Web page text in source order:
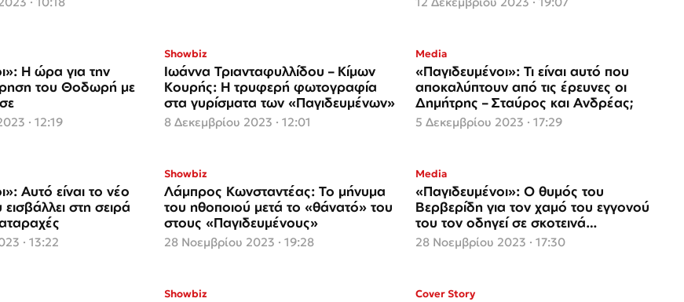
Η ώρα για την
του Θοδωρή με
· 12:19
Showbiz
Ιωάννα Τριανταφυλλίδου – Κίμων
Κουρής: Η τρυφερή φωτογραφία
στα γυρίσματα των «Παγιδευμένων»
8 Δεκεμβρίου 2023 · 12:01
Media
«Παγιδευμένοι»: Τι είναι αυτό που
αποκαλύπτουν από τις έρευνες οι
Δημήτρης – Σταύρος και Ανδρέας;
5 Δεκεμβρίου 2023 · 17:29
Αυτό είναι το νέο
στη σειρά
· 13:22
Showbiz
Λάμπρος Κωνσταντέας: Το μήνυμα
του ηθοποιού μετά το «θάνατό» του
στους «Παγιδευμένους»
28 Νοεμβρίου 2023 · 19:28
Media
«Παγιδευμένοι»: Ο θυμός του
Βερβερίδη για τον χαμό του εγγονού
του τον οδηγεί σε σκοτεινά
μονοπάτια
28 Νοεμβρίου 2023 · 17:30
Showbiz Cover Story